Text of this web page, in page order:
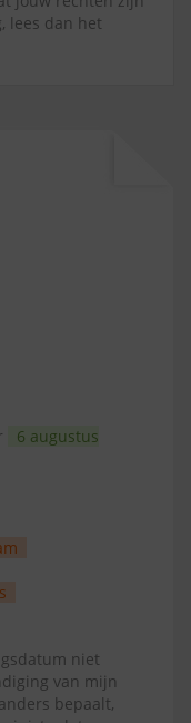
lees dan het
6 augustus
niet
van mijn
bepaalt,